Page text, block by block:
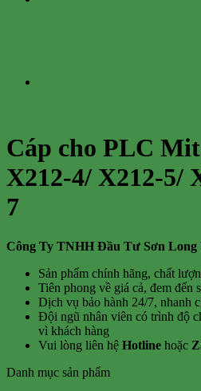
Cáp cho PLC
X212-4/ X212-5/
7
Công Ty TNHH Đầu Tư Sơn Long
Sản phẩm chính hãng, chất
Tiên phong về giá cả, đem đến
Dịch vụ bảo hành 24/7, nhanh
Đội ngũ nhân viên có trình độ
vì khách hàng
Vui lòng liên hệ Hotline hoặc
Danh mục sản phẩm